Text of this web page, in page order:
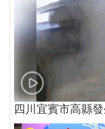
四川宜賓市高縣